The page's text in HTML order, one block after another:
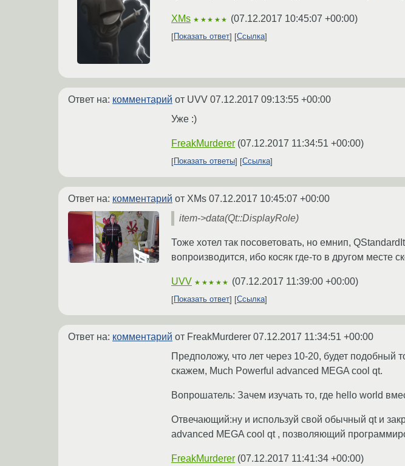
XMs ★★★★★ (07.12.2017 10:45:07 +00:00)
Показать ответ Ссылка
Ответ на: комментарий от UVV 07.12.2017 09:13:55 +00:00
Уже :)
FreakMurderer (07.12.2017 11:34:51 +00:00)
Показать ответы Ссылка
Ответ на: комментарий от XMs 07.12.2017 10:45:07 +00:00
item->data(Qt::DisplayRole)
Тоже хотел так посоветовать, но емнип,
вопроизводится, ибо косяк где-то в другом месте
UVV ★★★★★ (07.12.2017 11:39:00 +00:00)
Показать ответ Ссылка
Ответ на: комментарий от FreakMurderer 07.12.2017 11:34:51 +00:00
Предположу, что лет через 10-20, будет подобный
скажем, Much Powerful advanced MEGA cool qt.
Вопрошатель: Зачем изучать то, где hello world
Отвечающий:ну и используй свой обычный qt и
advanced MEGA cool qt , позволяющий
FreakMurderer (07.12.2017 11:41:34 +00:00)